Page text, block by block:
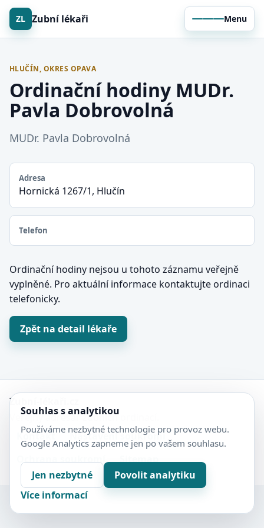
ZL Zubní lékaři Menu
HLUČÍN, OKRES OPAVA
Ordinační hodiny MUDr.
Pavla Dobrovolná
MUDr. Pavla Dobrovolná
Adresa
Hornická 1267/1, Hlučín
Telefon
Ordinační hodiny nejsou u tohoto záznamu veřejně
vyplněné. Pro aktuální informace kontaktujte ordinaci
telefonicky.
Zpět na detail lékaře
Zubní-lékaři.cz
Veřejný adresář zubních ordinací.
Kontakt
Nastavení soukromí
Ochrana soukromí
Sitemap
Souhlas s analytikou
Používáme nezbytné technologie pro provoz webu.
Google Analytics zapneme jen po vašem souhlasu.
Jen nezbytné
Povolit analytiku
Více informací